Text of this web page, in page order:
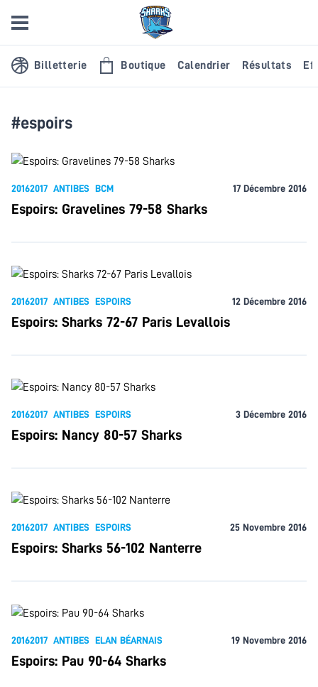
Billetterie Boutique Calendrier Résultats
#espoirs
20162017 ANTIBES BCM 17 Décembre 2016
Espoirs: Gravelines 79-58 Sharks
20162017 ANTIBES ESPOIRS 12 Décembre 2016
Espoirs: Sharks 72-67 Paris Levallois
20162017 ANTIBES ESPOIRS 3 Décembre 2016
Espoirs: Nancy 80-57 Sharks
20162017 ANTIBES ESPOIRS 25 Novembre 2016
Espoirs: Sharks 56-102 Nanterre
20162017 ANTIBES ELAN BÉARNAIS 19 Novembre 2016
Espoirs: Pau 90-64 Sharks